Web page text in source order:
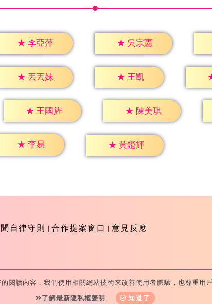
★ 李亞萍 ★ 吳宗憲
★ 丟丟妹 ★ 王凱
★ 王國旌 ★ 陳美琪
★ 李易 ★ 黃鐙輝
自律守則 合作提案窗口 意見反應
Rights Reserved 版權所有 盜用必究 台北市內湖
閱讀內容，我們使用相關網站技術來改善使用者體驗，也尊重用
了解最新隱私權聲明 知道了